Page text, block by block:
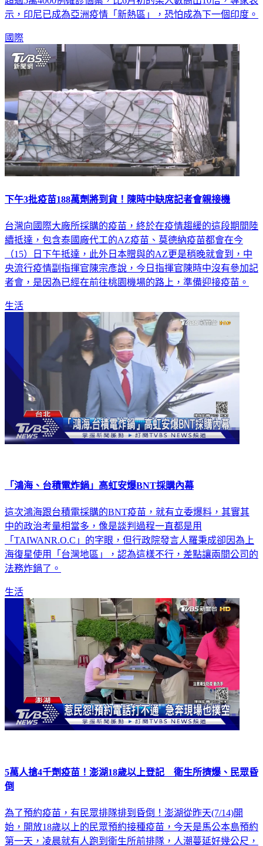
示，印尼已成為亞洲疫情「新熱區」，恐怕成為下一個印度。
國際
下午3批疫苗188萬劑將到貨！陳時中缺席記者會親接機
台灣向國際大廠所採購的疫苗，終於在疫情趨緩的這段期間陸
續抵達，包含泰國廠代工的AZ疫苗、莫德納疫苗都會在今
（15）日下午抵達，此外日本贈與的AZ更是稍晚就會到，中
央流行疫情副指揮官陳宗彥說，今日指揮官陳時中沒有參加記
者會，是因為已經在前往桃園機場的路上，準備迎接疫苗。
生活
「鴻海、台積電炸鍋」高虹安爆BNT採購內幕
這次鴻海跟台積電採購的BNT疫苗，就有立委爆料，其實其
中的政治考量相當多，像是談判過程一直都是用
「TAIWANR.O.C」的字眼，但行政院發言人羅秉成卻因為上
海復星使用「台灣地區」，認為這樣不行，差點讓兩間公司的
法務炸鍋了。
生活
5萬人搶4千劑疫苗！澎湖18歲以上登記 衛生所擠爆、民眾昏
倒
為了預約疫苗，有民眾排隊排到昏倒！澎湖從昨天(7/14)開
始，開放18歲以上的民眾預約接種疫苗，今天是馬公本島預約
第一天，凌晨就有人跑到衛生所前排隊，人潮蔓延好幾公尺，